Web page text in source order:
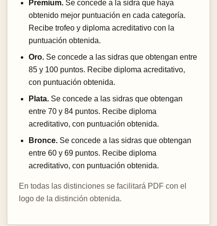
Premium. Se concede a la sidra que haya
obtenido mejor puntuación en cada categoría.
Recibe trofeo y diploma acreditativo con la
puntuación obtenida.
Oro. Se concede a las sidras que obtengan entre
85 y 100 puntos. Recibe diploma acreditativo,
con puntuación obtenida.
Plata. Se concede a las sidras que obtengan
entre 70 y 84 puntos. Recibe diploma
acreditativo, con puntuación obtenida.
Bronce. Se concede a las sidras que obtengan
entre 60 y 69 puntos. Recibe diploma
acreditativo, con puntuación obtenida.
En todas las distinciones se facilitará PDF con el
logo de la distinción obtenida.